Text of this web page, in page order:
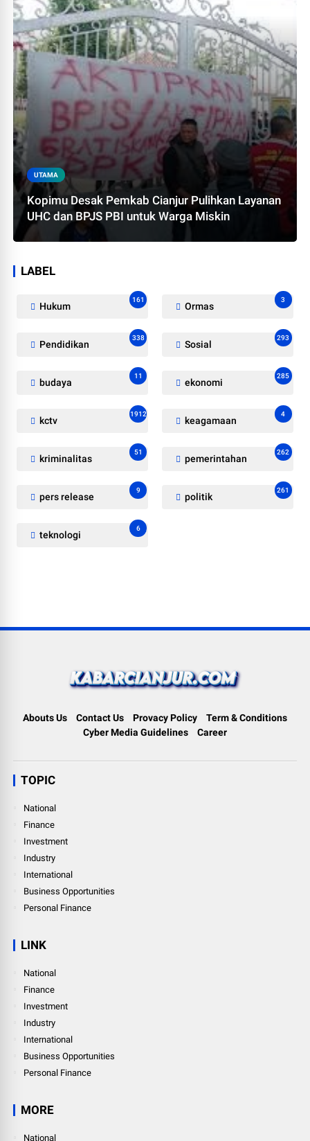
UTAMA
Kopimu Desak Pemkab Cianjur Pulihkan Layanan
UHC dan BPJS PBI untuk Warga Miskin
LABEL
Hukum
161
Ormas
3
Pendidikan
338
Sosial
293
budaya
11
ekonomi
285
kctv
1912
keagamaan
4
kriminalitas
51
pemerintahan
262
pers release
9
politik
261
teknologi
6
Abouts Us Contact Us Provacy Policy
Term & Conditions
Cyber Media Guidelines
Career
TOPIC
National
Finance
Investment
Industry
International
Business Opportunities
Personal Finance
LINK
National
Finance
Investment
Industry
International
Business Opportunities
Personal Finance
MORE
National